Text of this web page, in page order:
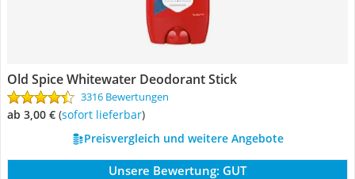
Old Spice Whitewater Deodorant Stick
3316 Bewertungen
ab 3,00 € ( Sofort lieferbar)
Preisvergleich und weitere Angebote
Unsere Bewertung: GUT